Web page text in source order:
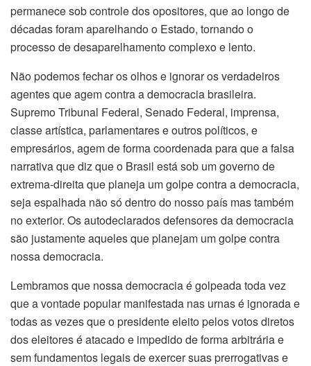
permanece sob controle dos opositores, que ao longo de
décadas foram aparelhando o Estado, tornando o
processo de desaparelhamento complexo e lento.
Não podemos fechar os olhos e ignorar os verdadeiros
agentes que agem contra a democracia brasileira.
Supremo Tribunal Federal, Senado Federal, imprensa,
classe artística, parlamentares e outros políticos, e
empresários, agem de forma coordenada para que a falsa
narrativa que diz que o Brasil está sob um governo de
extrema-direita que planeja um golpe contra a democracia,
seja espalhada não só dentro do nosso país mas também
no exterior. Os autodeclarados defensores da democracia
são justamente aqueles que planejam um golpe contra
nossa democracia.
Lembramos que nossa democracia é golpeada toda vez
que a vontade popular manifestada nas urnas é ignorada e
todas as vezes que o presidente eleito pelos votos diretos
dos eleitores é atacado e impedido de forma arbitrária e
sem fundamentos legais de exercer suas prerrogativas e